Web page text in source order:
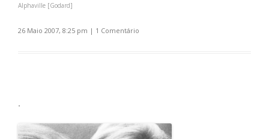
Alphaville [Godard]
26 Maio 2007, 8:25 pm | 1 Comentário
.